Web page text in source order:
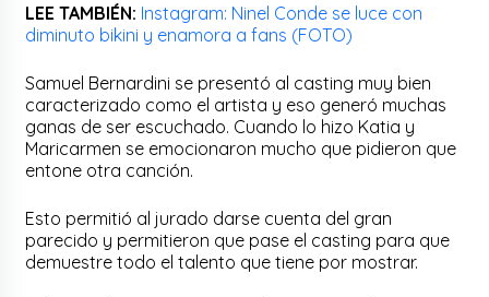
LEE TAMBIÉN: Instagram: Ninel Conde se luce con
diminuto bikini y enamora a fans (FOTO)
Samuel Bernardini se presentó al casting muy bien
caracterizado como el artista y eso generó muchas
ganas de ser escuchado. Cuando lo hizo Katia y
Maricarmen se emocionaron mucho que pidieron que
entone otra canción.
Esto permitió al jurado darse cuenta del gran
parecido y permitieron que pase el casting para que
demuestre todo el talento que tiene por mostrar.